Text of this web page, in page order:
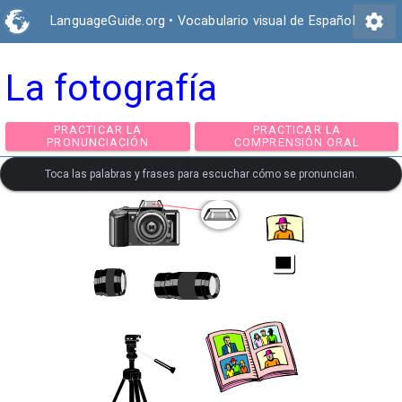
LanguageGuide.org • Vocabulario visual de Español settings
La fotografía
PRACTICAR LA
PRONUNCIACIÓN
PRACTICAR LA
COMPRENSIÓN
Toca las palabras y frases para escuchar cómo se pronuncian.